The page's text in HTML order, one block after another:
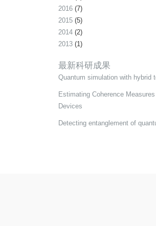
2016 (7)
2015 (5)
2014 (2)
2013 (1)
最新科研成果
Quantum simulation with hybrid
Estimating Coherence
Devices
Detecting entanglement of